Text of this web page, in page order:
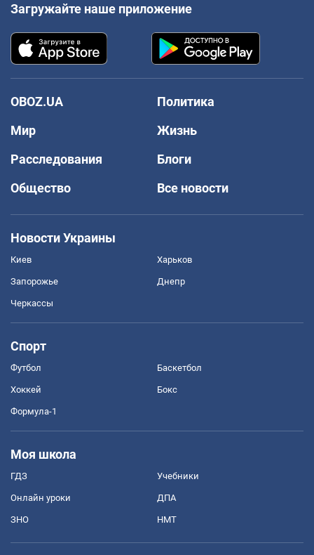
Загружайте наше приложение
OBOZ.UA
Политика
Мир
Жизнь
Расследования
Блоги
Общество
Все новости
Новости Украины
Киев Харьков
Запорожье Днепр
Черкассы
Спорт
Футбол Баскетбол
Хоккей Бокс
Формула-1
Моя школа
ГДЗ Учебники
Онлайн уроки ДПА
ЗНО НМТ